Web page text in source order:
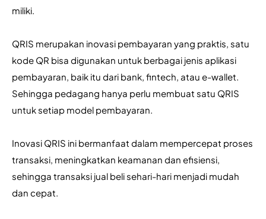
miliki.
QRIS merupakan inovasi pembayaran yang praktis, satu
kode QR bisa digunakan untuk berbagai jenis aplikasi
pembayaran, baik itu dari bank, fintech, atau e-wallet.
Sehingga pedagang hanya perlu membuat satu QRIS
untuk setiap model pembayaran.
Inovasi QRIS ini bermanfaat dalam mempercepat proses
transaksi, meningkatkan keamanan dan efisiensi,
sehingga transaksi jual beli sehari-hari menjadi mudah
dan cepat.